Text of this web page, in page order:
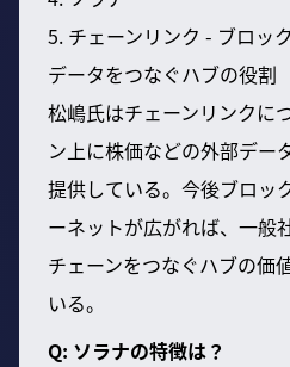
5. チェーンリンク - ブロッ
データをつなぐハブの役割
松嶋氏はチェーンリンクに
ン上に株価などの外部デー
提供している。今後ブロッ
ーネットが広がれば、一般
チェーンをつなぐハブの価
いる。
Q: ソラナの特徴は？